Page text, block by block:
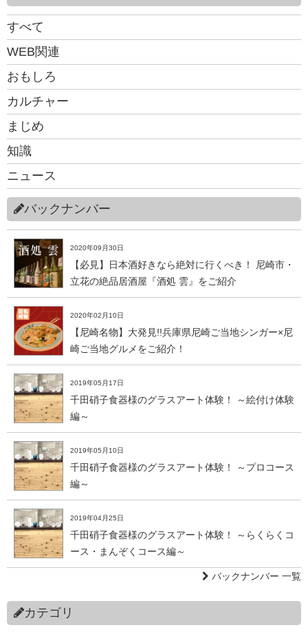
すべて
WEB関連
おもしろ
カルチャー
まじめ
知識
ニュース
バックナンバー
2020年09月30日
【必見】日本酒好きなら絶対に行くべき！ 尼崎市・
立花の絶品居酒屋『酒処 雲』をご紹介
2020年02月10日
【尼崎名物】大発見!!兵庫県尼崎ご当地シンガー×尼
崎ご当地グルメをご紹介！
2019年05月17日
千田硝子食器様のグラスアート体験！ ～絵付け体験
編～
2019年05月10日
千田硝子食器様のグラスアート体験！ ～プロコース
編～
2019年04月25日
千田硝子食器様のグラスアート体験！ ～らくらくコ
ース・まんぞくコース編～
バックナンバー 一覧
カテゴリ